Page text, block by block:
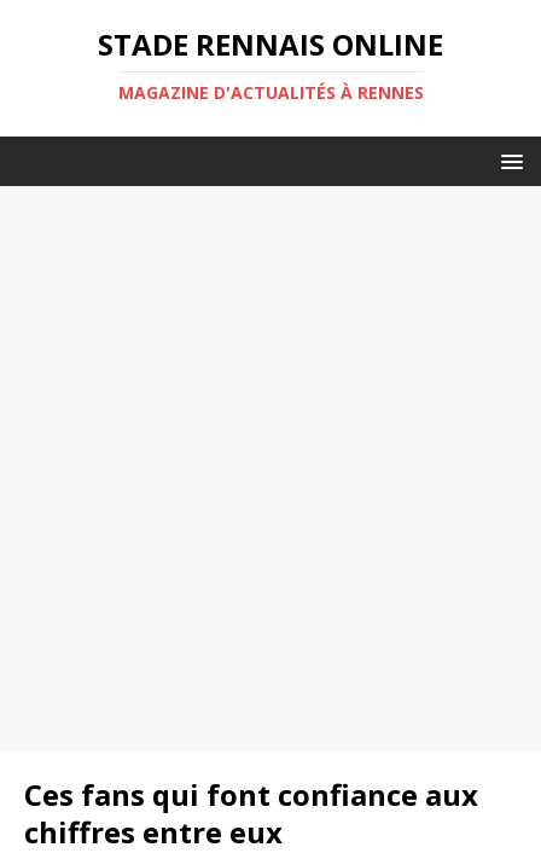
STADE RENNAIS ONLINE
MAGAZINE D'ACTUALITÉS À RENNES
Ces fans qui font confiance aux
chiffres entre eux